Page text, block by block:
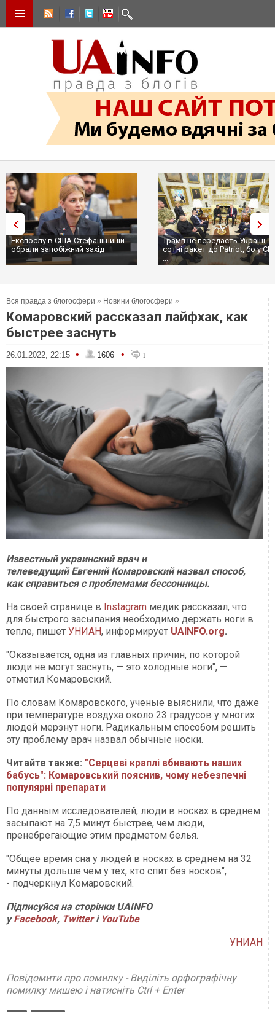
Експослу в США Стефанішиній
обрали запобіжний захід
Трамп не передасть Україні
сотні ракет до Patriot, бо у
...
Вся правда з блогосфери » Новини блогосфери »
Комаровский рассказал лайфхак, как
быстрее заснуть
26.01.2022, 22:15 • 1606 • 1
Известный украинский врач и
телеведущий Евгений Комаровский назвал способ,
как справиться с проблемами бессонницы.
На своей странице в Instagram медик рассказал, что
для быстрого засыпания необходимо держать ноги в
тепле, пишет УНИАН, информирует UAINFO.org.
"Оказывается, одна из главных причин, по которой
люди не могут заснуть, — это холодные ноги", —
отметил Комаровский.
По словам Комаровского, ученые выяснили, что даже
при температуре воздуха около 23 градусов у многих
людей мерзнут ноги. Радикальным способом решить
эту проблему врач назвал обычные носки.
Читайте также: "Серцеві краплі вбивають наших
бабусь": Комаровський пояснив, чому небезпечні
популярні препарати
По данным исследователей, люди в носках в среднем
засыпают на 7,5 минут быстрее, чем люди,
пренебрегающие этим предметом белья.
"Общее время сна у людей в носках в среднем на 32
минуты дольше чем у тех, кто спит без носков",
- подчеркнул Комаровский.
Підписуйся на сторінки UAINFO
уFacebook, Twitterі YouTube
УНИАН
Повідомити про помилку - Виділіть орфографічну
помилку мишею і натисніть Ctrl + Enter